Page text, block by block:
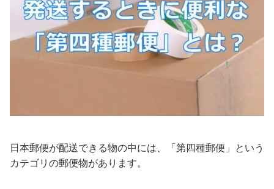
日本郵便が配送できる物の中には、「第四種郵便」という
カテゴリの郵便物があります。